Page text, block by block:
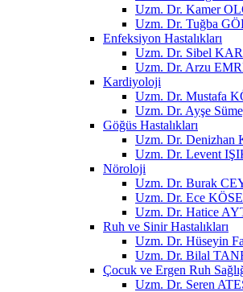
Uzm. Dr. Kamer
Uzm. Dr. Tuğba
Enfeksiyon Hastalıkları
Uzm. Dr. Sibel
Uzm. Dr. Arzu
Kardiyoloji
Uzm. Dr. Mustafa
Uzm. Dr. Ayşe
Göğüs Hastalıkları
Uzm. Dr. Denizhan
Uzm. Dr. Levent
Nöroloji
Uzm. Dr. Burak
Uzm. Dr. Ece KÖSE
Uzm. Dr. Hatice
Ruh ve Sinir Hastalıkları
Uzm. Dr. Hüseyin
Uzm. Dr. Bilal
Çocuk ve Ergen Ruh
Uzm. Dr. Seren